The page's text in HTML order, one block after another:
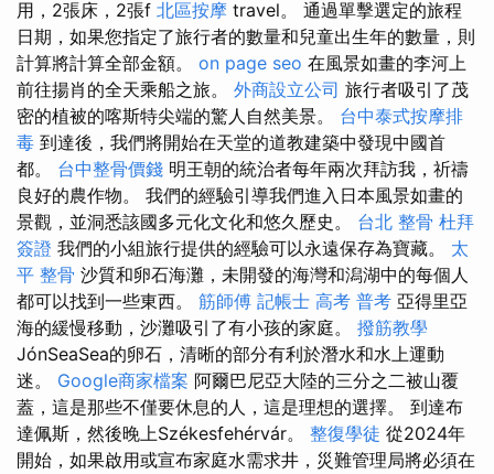
用，2張床，2張f 北區按摩 travel。 通過單擊選定的旅程
日期，如果您指定了旅行者的數量和兒童出生年的數量，則
計算將計算全部金額。 on page seo 在風景如畫的李河上
前往揚肖的全天乘船之旅。 外商設立公司 旅行者吸引了茂
密的植被的喀斯特尖端的驚人自然美景。 台中泰式按摩排
毒 到達後，我們將開始在天堂的道教建築中發現中國首
都。 台中整骨價錢 明王朝的統治者每年兩次拜訪我，祈禱
良好的農作物。 我們的經驗引導我們進入日本風景如畫的
景觀，並洞悉該國多元化文化和悠久歷史。 台北 整骨 杜拜
簽證 我們的小組旅行提供的經驗可以永遠保存為寶藏。 太
平 整骨 沙質和卵石海灘，未開發的海灣和潟湖中的每個人
都可以找到一些東西。 筋師傅 記帳士 高考 普考 亞得里亞
海的緩慢移動，沙灘吸引了有小孩的家庭。 撥筋教學
JónSeaSea的卵石，清晰的部分有利於潛水和水上運動
迷。 Google商家檔案 阿爾巴尼亞大陸的三分之二被山覆
蓋，這是那些不僅要休息的人，這是理想的選擇。 到達布
達佩斯，然後晚上Székesfehérvár。 整復學徒 從2024年
開始，如果啟用或宣布家庭水需求井，災難管理局將必須在